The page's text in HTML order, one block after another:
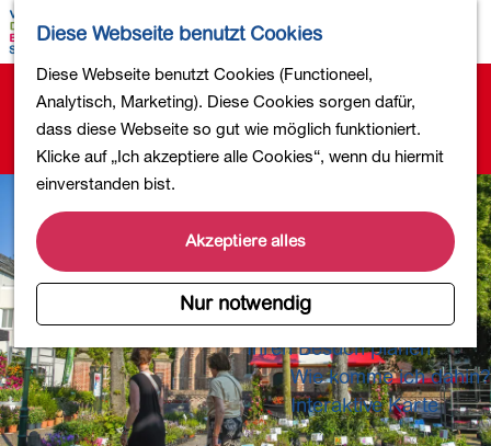
Diese Webseite benutzt Cookies
Diese Webseite benutzt Cookies (Functioneel,
Analytisch, Marketing). Diese Cookies sorgen dafür,
dass diese Webseite so gut wie möglich funktioniert.
Klicke auf „Ich akzeptiere alle Cookies“, wenn du hiermit
einverstanden bist.
Akzeptiere alles
Nur notwendig
e
z
u
r
H
o
m
K
r
t
e
S
c
h
e
n
e
n
ü
Einkaufen
Essen und Trinken
Kinderaktivitäten
In die Natur
Polder und Seen
Museen und mehr
Aktiv und gesund
4-Tage-Wanderung
Übernachtungen
Ihren Besuch planen
Wie komme ich dahin?
Interaktive Karte
Es tut uns leid. Dieses Aktivität ist nicht mehr
verfügbar. Sehen Sie sich dasaktuelle Angebot
verfügbare Optionen an.